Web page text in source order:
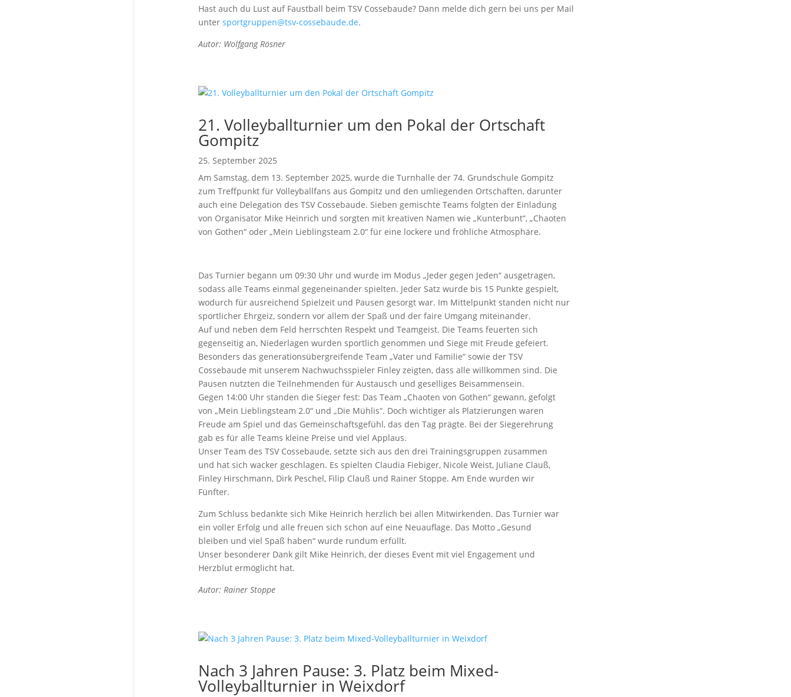
Hast auch du Lust auf Faustball beim TSV Cossebaude? Dann melde dich gern bei uns per Mail
unter sportgruppen@tsv-cossebaude.de.
Autor: Wolfgang Rösner
21. Volleyballturnier um den Pokal der Ortschaft
Gompitz
25. September 2025
Am Samstag, dem 13. September 2025, wurde die Turnhalle der 74. Grundschule Gompitz
zum Treffpunkt für Volleyballfans aus Gompitz und den umliegenden Ortschaften, darunter
auch eine Delegation des TSV Cossebaude. Sieben gemischte Teams folgten der Einladung
von Organisator Mike Heinrich und sorgten mit kreativen Namen wie „Kunterbunt“, „Chaoten
von Gothen“ oder „Mein Lieblingsteam 2.0“ für eine lockere und fröhliche Atmosphäre.
Das Turnier begann um 09:30 Uhr und wurde im Modus „Jeder gegen Jeden“ ausgetragen,
sodass alle Teams einmal gegeneinander spielten. Jeder Satz wurde bis 15 Punkte gespielt,
wodurch für ausreichend Spielzeit und Pausen gesorgt war. Im Mittelpunkt standen nicht nur
sportlicher Ehrgeiz, sondern vor allem der Spaß und der faire Umgang miteinander.
Auf und neben dem Feld herrschten Respekt und Teamgeist. Die Teams feuerten sich
gegenseitig an, Niederlagen wurden sportlich genommen und Siege mit Freude gefeiert.
Besonders das generationsübergreifende Team „Vater und Familie“ sowie der TSV
Cossebaude mit unserem Nachwuchsspieler Finley zeigten, dass alle willkommen sind. Die
Pausen nutzten die Teilnehmenden für Austausch und geselliges Beisammensein.
Gegen 14:00 Uhr standen die Sieger fest: Das Team „Chaoten von Gothen“ gewann, gefolgt
von „Mein Lieblingsteam 2.0“ und „Die Mühlis“. Doch wichtiger als Platzierungen waren
Freude am Spiel und das Gemeinschaftsgefühl, das den Tag prägte. Bei der Siegerehrung
gab es für alle Teams kleine Preise und viel Applaus.
Unser Team des TSV Cossebaude, setzte sich aus den drei Trainingsgruppen zusammen
und hat sich wacker geschlagen. Es spielten Claudia Fiebiger, Nicole Weist, Juliane Clauß,
Finley Hirschmann, Dirk Peschel, Filip Clauß und Rainer Stoppe. Am Ende wurden wir
Fünfter.
Zum Schluss bedankte sich Mike Heinrich herzlich bei allen Mitwirkenden. Das Turnier war
ein voller Erfolg und alle freuen sich schon auf eine Neuauflage. Das Motto „Gesund
bleiben und viel Spaß haben“ wurde rundum erfüllt.
Unser besonderer Dank gilt Mike Heinrich, der dieses Event mit viel Engagement und
Herzblut ermöglicht hat.
Autor: Rainer Stoppe
Nach 3 Jahren Pause: 3. Platz beim Mixed-
Volleyballturnier in Weixdorf